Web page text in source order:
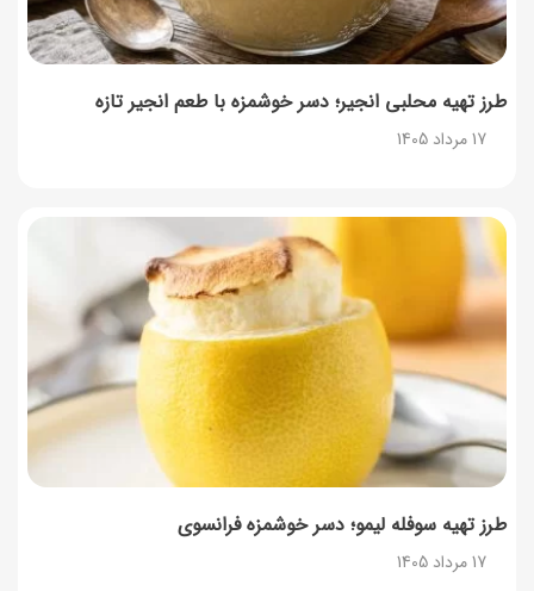
طرز تهیه محلبی انجیر؛ دسر خوشمزه با طعم انجیر تازه
17 مرداد 1405
طرز تهیه سوفله لیمو؛ دسر خوشمزه فرانسوی
17 مرداد 1405